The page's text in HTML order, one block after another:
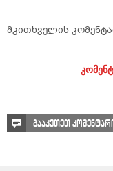
მკითხველის
გააკეთეთ